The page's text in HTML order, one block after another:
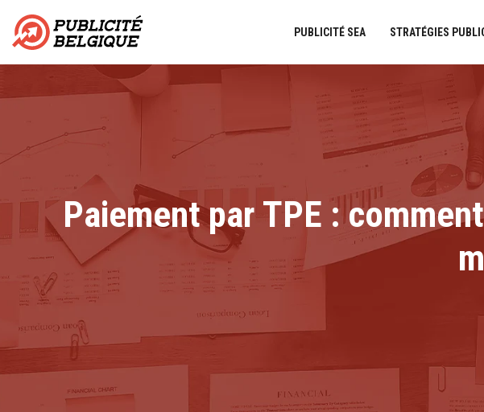
PUBLICITÉ SEA STRATÉGIES
Paiement par TPE :